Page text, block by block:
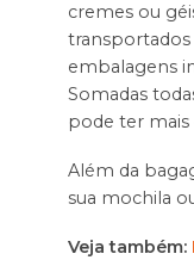
cremes ou
embalagens
Somadas
pode ter
Além da
sua mochila
Veja também: